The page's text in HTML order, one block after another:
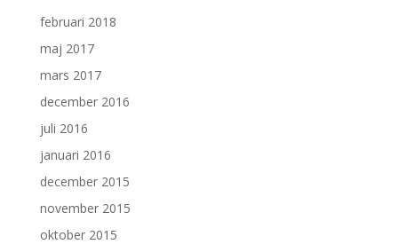
februari 2018
maj 2017
mars 2017
december 2016
juli 2016
januari 2016
december 2015
november 2015
oktober 2015